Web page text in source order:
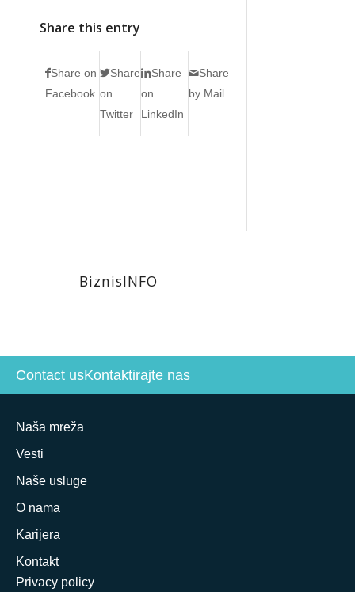
Share this entry
Share on
Facebook
Share
on
Twitter
Share
on
LinkedIn
Share
by Mail
BiznisINFO
Contact usKontaktirajte nas
Naša mreža
Vesti
Naše usluge
O nama
Karijera
Kontakt
Privacy policy